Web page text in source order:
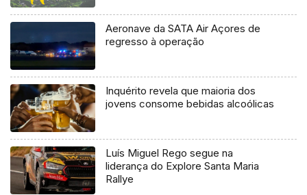
Aeronave da SATA Air Açores de
regresso à operação
Inquérito revela que maioria dos
jovens consome bebidas alcoólicas
Luís Miguel Rego segue na
liderança do Explore Santa Maria
Rallye